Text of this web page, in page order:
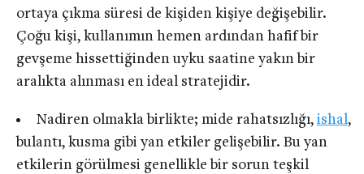
ortaya çıkma süresi de kişiden kişiye değişebilir.
Çoğu kişi, kullanımın hemen ardından hafif bir
gevşeme hissettiğinden uyku saatine yakın bir
aralıkta alınması en ideal stratejidir.
Nadiren olmakla birlikte; mide rahatsızlığı, ishal,
bulantı, kusma gibi yan etkiler gelişebilir. Bu yan
etkilerin görülmesi genellikle bir sorun teşkil